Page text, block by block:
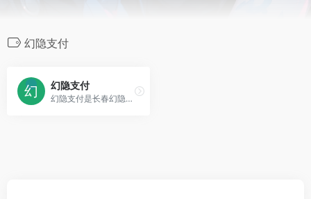
幻隐支付
幻隐支付
幻隐支付是长春幻隐网络科技有限公司旗下的免签约支付产品，完美解决支付难题，一站式接入支付宝，微信，财付通，QQ钱包,微信wap，帮助开发者快速集成到自己相应产品